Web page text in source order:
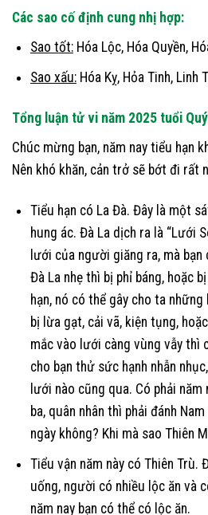
Các sao cố định cung nhị hợp:
Sao tốt:Hóa Lộc, Hóa Quyền,
Sao xấu:Hóa Kỵ, Hỏa Tinh, Linh
Tổng luận tử vi năm 2025 tuổi
Chúc mừng bạn, năm nay tiểu hạn
Nên khó khăn, cản trở sẽ bớt đi rất
Tiểu hạn có La Đà. Đây là một
hung ác. Đà La dịch ra là “Lưới
lưới của người giăng ra, mà bạn
Đà La nhẹ thì bị phỉ báng, hoặc
hạn, nó có thể gây cho ta
bị lừa gạt, cải vã, kiện tụng,
mắc vào lưới càng vùng vẫy thì
cho bạn thử sức hạnh nhẫn
lưới nào cũng qua. Có phải năm
ba, quân nhân thì phải đánh
ngày không? Khi mà sao Thiên
Tiểu vận năm này có Thiên Trù.
uống, người có nhiều lộc ăn và
năm nay bạn có thể có lộc ăn.